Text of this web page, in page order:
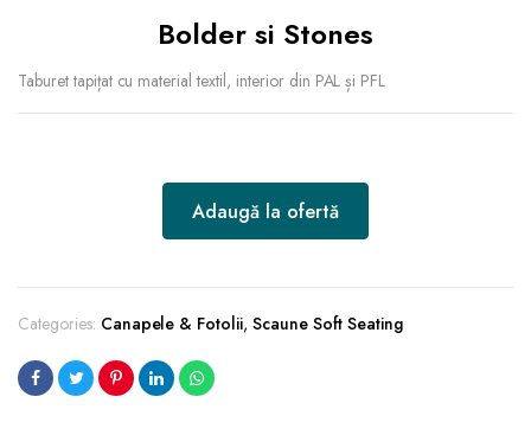
Bolder si Stones
Taburet tapițat cu material textil, interior din PAL și PFL
Adaugă la ofertă
Categories: Canapele & Fotolii,Scaune Soft Seating